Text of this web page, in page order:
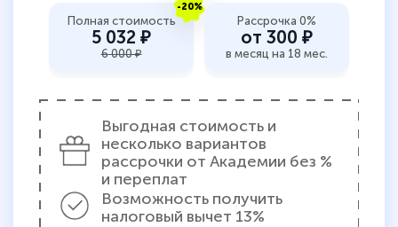
-20%
Полная стоимость
5 032 ₽
6 000 ₽
Рассрочка 0%
от 300 ₽
в месяц на 18 мес.
Выгодная стоимость и
несколько вариантов
рассрочки от Академии без %
и переплат
Возможность получить
налоговый вычет 13%